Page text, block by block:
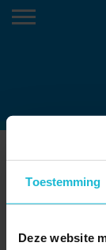
Toestemming
Deze website